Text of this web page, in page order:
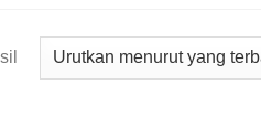
Diurutkan
menurut